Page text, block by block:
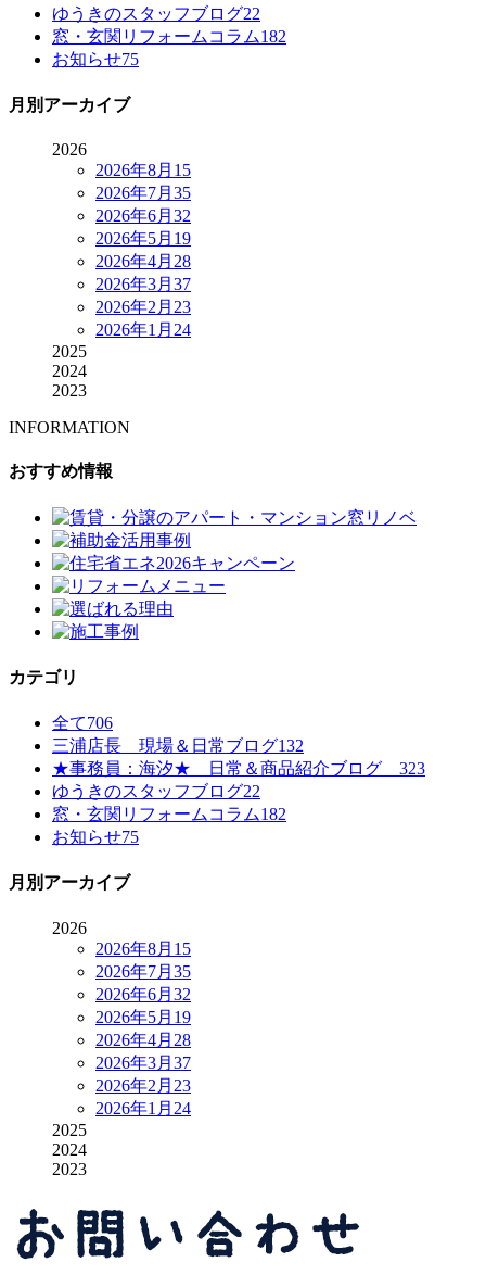
ゆうきのスタッフブログ22
窓・玄関リフォームコラム182
お知らせ75
月別アーカイブ
2026
2026年8月 15
2026年7月 35
2026年6月 32
2026年5月 19
2026年4月 28
2026年3月 37
2026年2月 23
2026年1月 24
2025
2024
2023
INFORMATION
おすすめ情報
カテゴリ
全て706
三浦店長 現場＆日常ブログ132
★事務員：海汐★ 日常＆商品紹介ブログ 323
ゆうきのスタッフブログ22
窓・玄関リフォームコラム182
お知らせ75
月別アーカイブ
2026
2026年8月 15
2026年7月 35
2026年6月 32
2026年5月 19
2026年4月 28
2026年3月 37
2026年2月 23
2026年1月 24
2025
2024
2023